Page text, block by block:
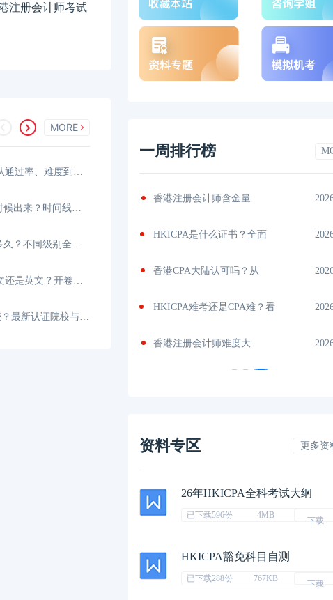
注册会计师考试
MORE
一周排行榜
香港注册会计师含金量
HKICPA是什么证书？全面
香港CPA大陆认可吗？从
HKICPA难考还是CPA难？看
香港注册会计师难度大
资料专区 更多资
26年HKICPA全科考试大纲
已下载596份 4MB
下载
HKICPA豁免科目自测
已下载288份 767KB
下载